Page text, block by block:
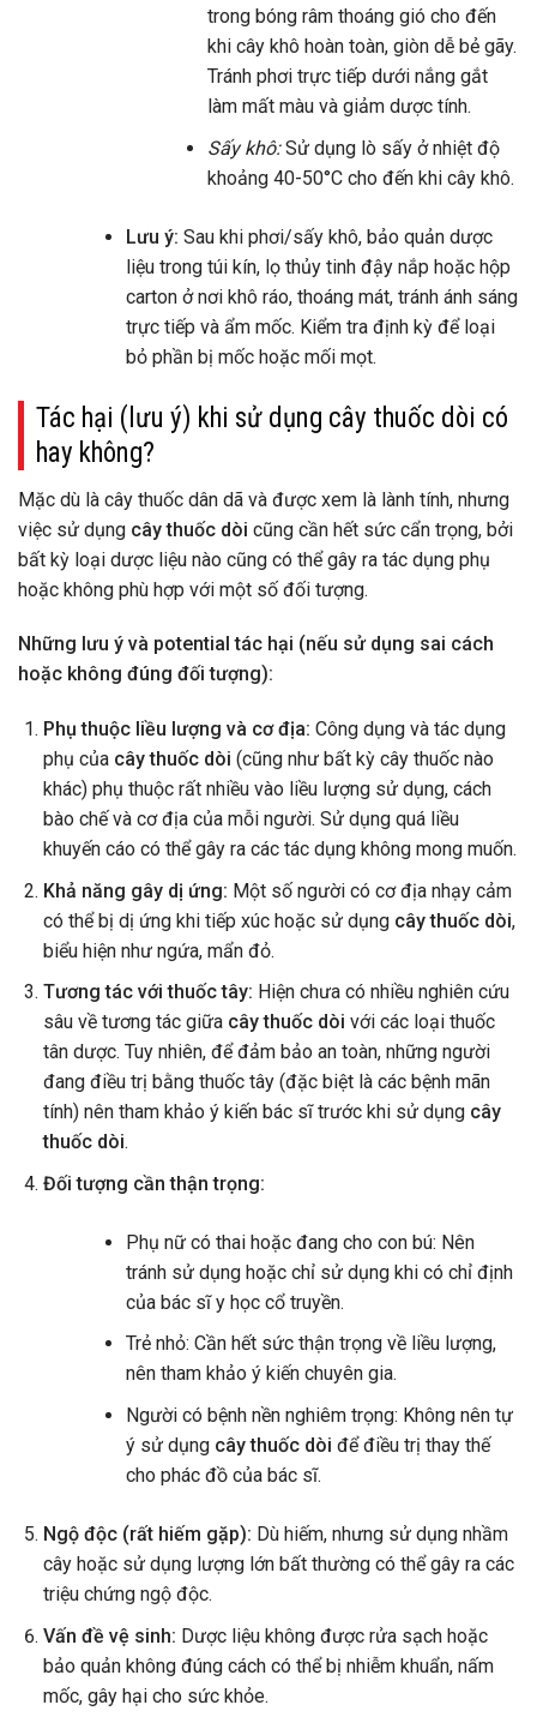
trong bóng râm thoáng gió cho đến
khi cây khô hoàn toàn, giòn dễ bẻ gãy.
Tránh phơi trực tiếp dưới nắng gắt
làm mất màu và giảm dược tính.
Sấy khô:Sử dụng lò sấy ở nhiệt độ
khoảng 40-50°C cho đến khi cây khô.
Lưu ý: Sau khi phơi/sấy khô, bảo quản dược
liệu trong túi kín, lọ thủy tinh đậy nắp hoặc hộp
carton ở nơi khô ráo, thoáng mát, tránh ánh sáng
trực tiếp và ẩm mốc. Kiểm tra định kỳ để loại
bỏ phần bị mốc hoặc mối mọt.
Tác hại (lưu ý) khi sử dụng cây thuốc dòi có
hay không?
Mặc dù là cây thuốc dân dã và được xem là lành tính, nhưng
việc sử dụng cây thuốc dòi cũng cần hết sức cẩn trọng, bởi
bất kỳ loại dược liệu nào cũng có thể gây ra tác dụng phụ
hoặc không phù hợp với một số đối tượng.
Những lưu ý và potential tác hại (nếu sử dụng sai cách
hoặc không đúng đối tượng):
Phụ thuộc liều lượng và cơ địa: Công dụng và tác dụng
phụ của cây thuốc dòi (cũng như bất kỳ cây thuốc nào
khác) phụ thuộc rất nhiều vào liều lượng sử dụng, cách
bào chế và cơ địa của mỗi người. Sử dụng quá liều
khuyến cáo có thể gây ra các tác dụng không mong muốn.
Khả năng gây dị ứng: Một số người có cơ địa nhạy cảm
có thể bị dị ứng khi tiếp xúc hoặc sử dụng cây thuốc dòi,
biểu hiện như ngứa, mẩn đỏ.
Tương tác với thuốc tây: Hiện chưa có nhiều nghiên cứu
sâu về tương tác giữa cây thuốc dòi với các loại thuốc
tân dược. Tuy nhiên, để đảm bảo an toàn, những người
đang điều trị bằng thuốc tây (đặc biệt là các bệnh mãn
tính) nên tham khảo ý kiến bác sĩ trước khi sử dụng cây
thuốc dòi.
Đối tượng cần thận trọng:
Phụ nữ có thai hoặc đang cho con bú: Nên
tránh sử dụng hoặc chỉ sử dụng khi có chỉ định
của bác sĩ y học cổ truyền.
Trẻ nhỏ: Cần hết sức thận trọng về liều lượng,
nên tham khảo ý kiến chuyên gia.
Người có bệnh nền nghiêm trọng: Không nên tự
ý sử dụng cây thuốc dòi để điều trị thay thế
cho phác đồ của bác sĩ.
Ngộ độc (rất hiếm gặp): Dù hiếm, nhưng sử dụng nhầm
cây hoặc sử dụng lượng lớn bất thường có thể gây ra các
triệu chứng ngộ độc.
Vấn đề vệ sinh: Dược liệu không được rửa sạch hoặc
bảo quản không đúng cách có thể bị nhiễm khuẩn, nấm
mốc, gây hại cho sức khỏe.